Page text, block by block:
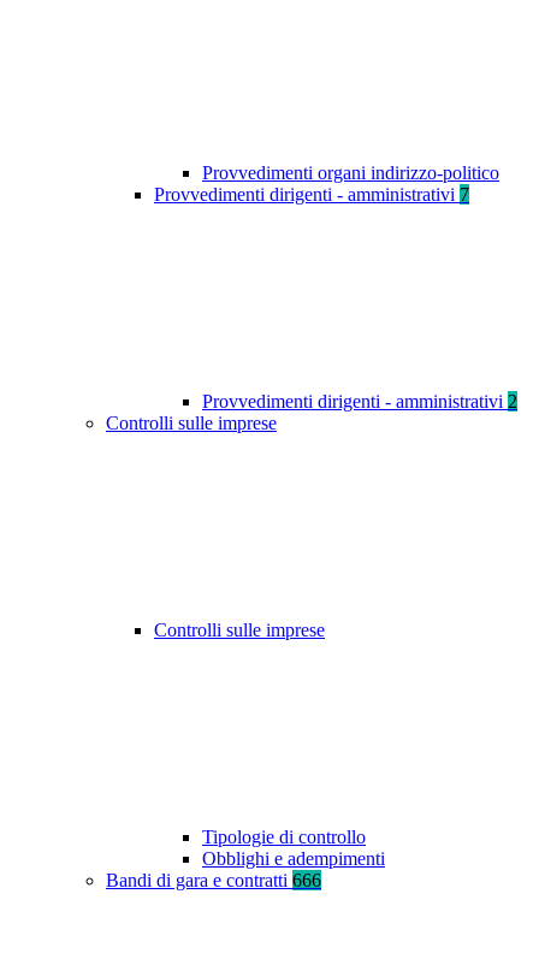
Provvedimenti organi indirizzo-politico
Provvedimenti dirigenti - amministrativi 7
Provvedimenti dirigenti - amministrativi 2
Controlli sulle imprese
Controlli sulle imprese
Tipologie di controllo
Obblighi e adempimenti
Bandi di gara e contratti 666